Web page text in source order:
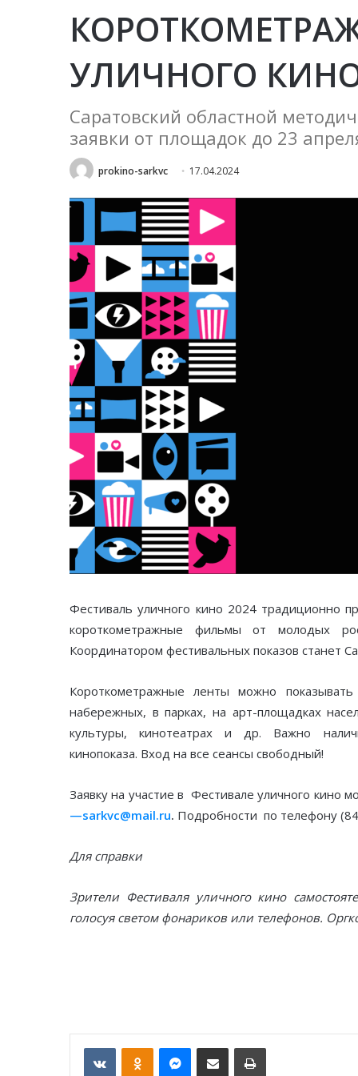
УЛИЧНОГО КИНО
Саратовский областной
заявки от площадок до 23
prokino-sarkvc 17.04.2024
Фестиваль уличного кино 2024 традиционно
короткометражные фильмы от молодых
Координатором фестивальных показов станет
Короткометражные ленты можно
набережных, в парках, на арт-площадках
культуры, кинотеатрах и др. Важно
кинопоказа. Вход на все сеансы свободный!
Заявку на участие в Фестивале уличного кино
—sarkvc@mail.ru. Подробности по телефону
Для справки
Зрители Фестиваля уличного кино
голосуя светом фонариков или телефонов.
VKontakte